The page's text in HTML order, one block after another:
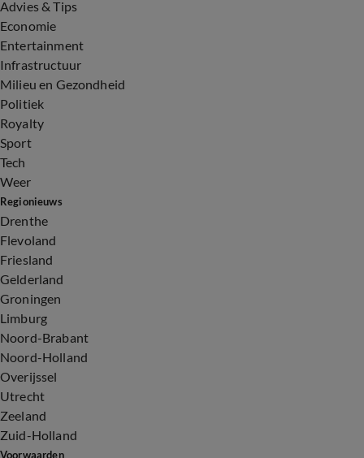
Advies & Tips
Economie
Entertainment
Infrastructuur
Milieu en Gezondheid
Politiek
Royalty
Sport
Tech
Weer
Regionieuws
Drenthe
Flevoland
Friesland
Gelderland
Groningen
Limburg
Noord-Brabant
Noord-Holland
Overijssel
Utrecht
Zeeland
Zuid-Holland
Voorwaarden